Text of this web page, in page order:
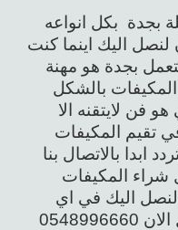
بجدة بكل انواعه
لنصل اليك اينما كنت
بجدة هو مهنة
المكيفات بالشكل
فن لايتقنه الا
في تقيم المكيفات
ابدا بالاتصال بنا
المكيفات
لنصل اليك في اي
منطقة كنت واينما كنت ، اتصل الان 0548996660